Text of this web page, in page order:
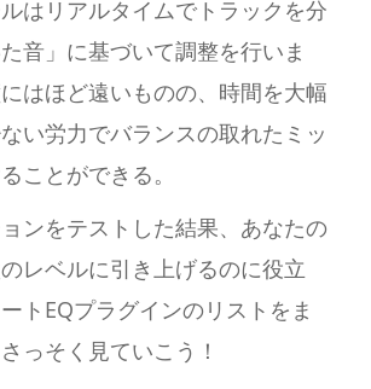
はリアルタイムでトラックを分
音」に基づいて調整を行いま
はほど遠いものの、時間を大幅
い労力でバランスの取れたミッ
ことができる。
ンをテストした結果、あなたの
レベルに引き上げるのに役立
トEQプラグインのリストをま
っそく見ていこう！